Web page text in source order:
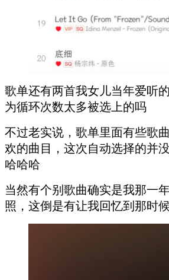
歌单还有两首我女儿当年爱听
为循环次数太多被选上的吗
不过老实说，歌单里面有些歌
欢的曲目，这次自动选择的并
哈哈哈
当然有个别歌曲确实是我那一
照，这倒是有让我回忆到那时